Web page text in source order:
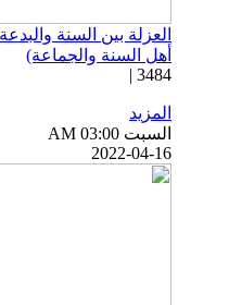
العزلة بين السنة
أهل السنة والجماعة)
3484 |
المزيد
السبت AM 03:00
2022-04-16